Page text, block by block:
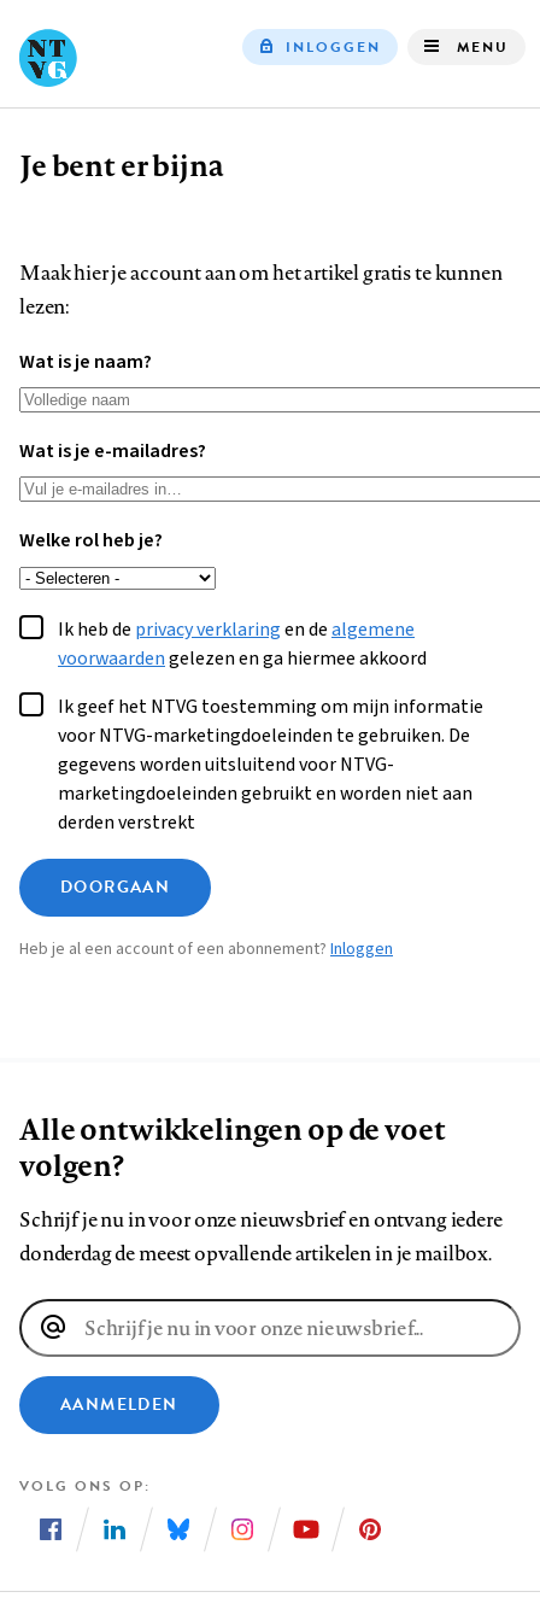
INLOGGEN MENU
Kruimelpad
Je bent er bijna
Maak hier je account aan om het artikel gratis te kunnen
lezen:
Wat is je naam?
Wat is je e-mailadres?
Welke rol heb je?
Ik heb de privacy verklaringen dealgemene
voorwaardengelezen en ga hiermee akkoord
Ik geef het NTVG toestemming om mijn informatie
voor NTVG-marketingdoeleinden te gebruiken. De
gegevens worden uitsluitend voor NTVG-
marketingdoeleinden gebruikt en worden niet aan
derden verstrekt
DOORGAAN
Heb je al een account of een abonnement? Inloggen
Alle ontwikkelingen op de voet
volgen?
Schrijf je nu in voor onze nieuwsbrief en ontvang iedere
donderdag de meest opvallende artikelen in je mailbox.
E-
mailadres
AANMELDEN
VOLG ONS OP
ons
ons
ons
ons
ons
ons